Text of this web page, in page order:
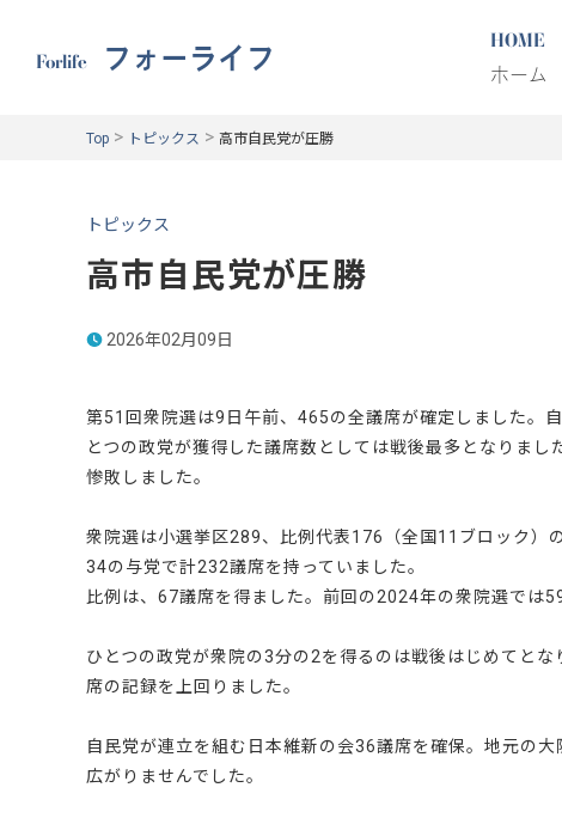
Forlife フォーライフ
HOME
ホーム
Top > トピックス > 高市自民党が圧勝
トピックス
高市自民党が圧勝
2026年02月09日
第51回衆院選は9日午前、465の全議席が確定しました。
とつの政党が獲得した議席数としては戦後最多となりま
惨敗しました。
衆院選は小選挙区289、比例代表176（全国11ブロック）
34の与党で計232議席を持っていました。
比例は、67議席を得ました。前回の2024年の衆院選では
ひとつの政党が衆院の3分の2を得るのは戦後はじめてと
席の記録を上回りました。
自民党が連立を組む日本維新の会36議席を確保。地元の
広がりませんでした。